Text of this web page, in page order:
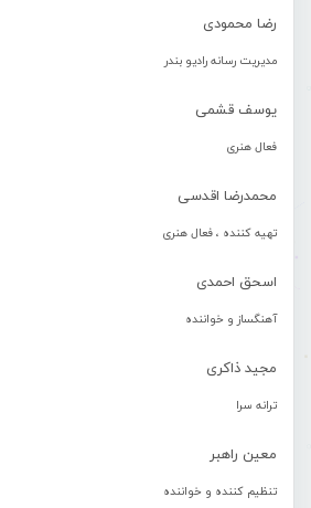
رضا محمودی
مدیریت رسانه رادیو بندر
یوسف قشمی
فعال هنری
محمدرضا اقدسی
تهیه کننده ، فعال هنری
اسحق احمدی
آهنگساز و خواننده
مجید ذاکری
ترانه سرا
معین راهبر
تنظیم کننده و خواننده